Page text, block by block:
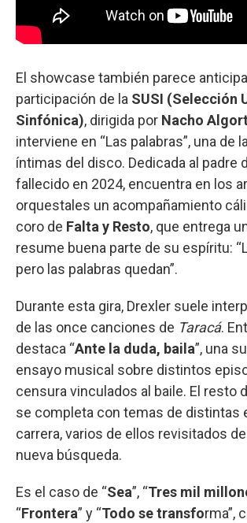
El showcase también parece
participación de la SUSI (Selección
Sinfónica), dirigida por Nacho
interviene en “Las palabras”, una de
íntimas del disco. Dedicada al padre
fallecido en 2024, encuentra en los
orquestales un acompañamiento
coro de Falta y Resto, que entrega
resume buena parte de su espíritu:
pero las palabras quedan”.
Durante esta gira, Drexler suele
de las once canciones de Taracá.
destaca “Ante la duda, baila”, una
ensayo musical sobre distintos
censura vinculados al baile. El resto
se completa con temas de distintas
carrera, varios de ellos revisitados
nueva búsqueda.
Es el caso de “Sea”, “Tres mil
“Frontera” y “Todo se transforma”,